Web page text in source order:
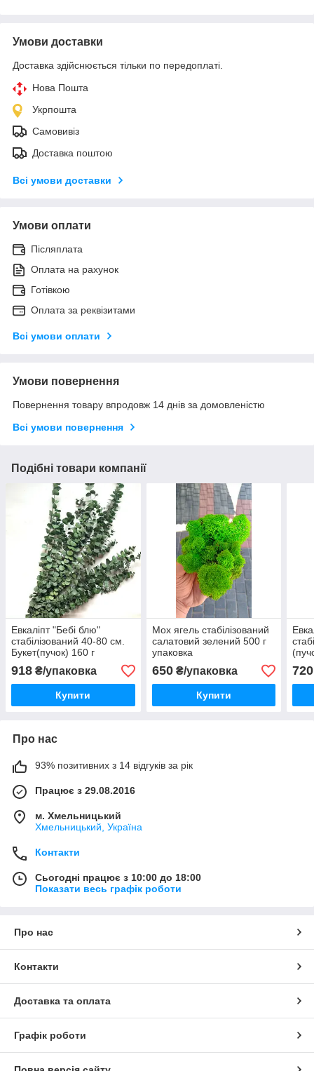
Умови доставки
Доставка здійснюється тільки по передоплаті.
Нова Пошта
Укрпошта
Самовивіз
Доставка поштою
Всі умови доставки
Умови оплати
Післяплата
Оплата на рахунок
Готівкою
Оплата за реквізитами
Всі умови оплати
Умови повернення
Повернення товару впродовж 14 днів за домовленістю
Всі умови повернення
Подібні товари компанії
Евкаліпт "Бебі блю"
стабілізований 40-80 см.
Букет(пучок) 160 г
918 ₴/упаковка
Купити
Мох ягель стабілізований
салатовий зелений 500 г
упаковка
650₴/упаковка
Купити
720
Про нас
93% позитивних з 14 відгуків за рік
Працює з 29.08.2016
м. Хмельницький
Хмельницький, Україна
Контакти
Сьогодні працює з 10:00 до 18:00
Показати весь графік роботи
Про нас
Контакти
Доставка та оплата
Графік роботи